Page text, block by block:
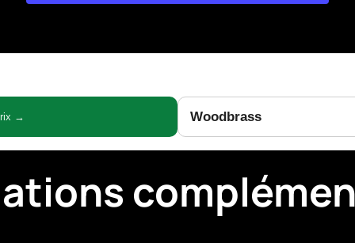
→ Woodbrass